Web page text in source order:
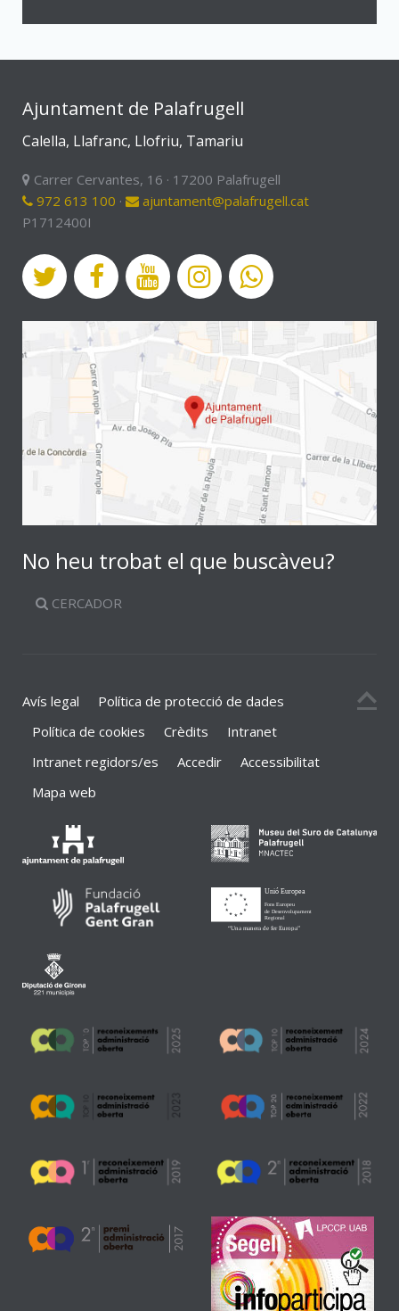
Ajuntament de Palafrugell
Calella, Llafranc, Llofriu, Tamariu
Carrer Cervantes, 16 · 17200 Palafrugell
972 613 100 ·
ajuntament@palafrugell.cat
P1712400I
No heu trobat el que buscàveu?
CERCADOR
Avís legal
Política de protecció de dades
Política de cookies
Crèdits
Intranet
Intranet regidors/es
Accedir
Accessibilitat
Mapa web